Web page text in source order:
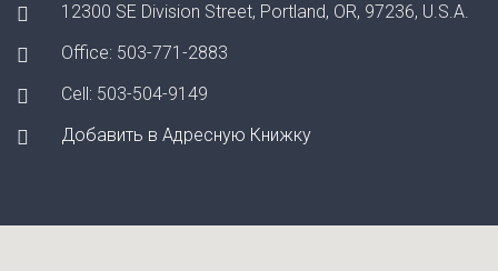
12300 SE Division Street, Portland, OR, 97236, U.S.A.
Office: 503-771-2883
Cell: 503-504-9149
Добавить в Адресную Книжку